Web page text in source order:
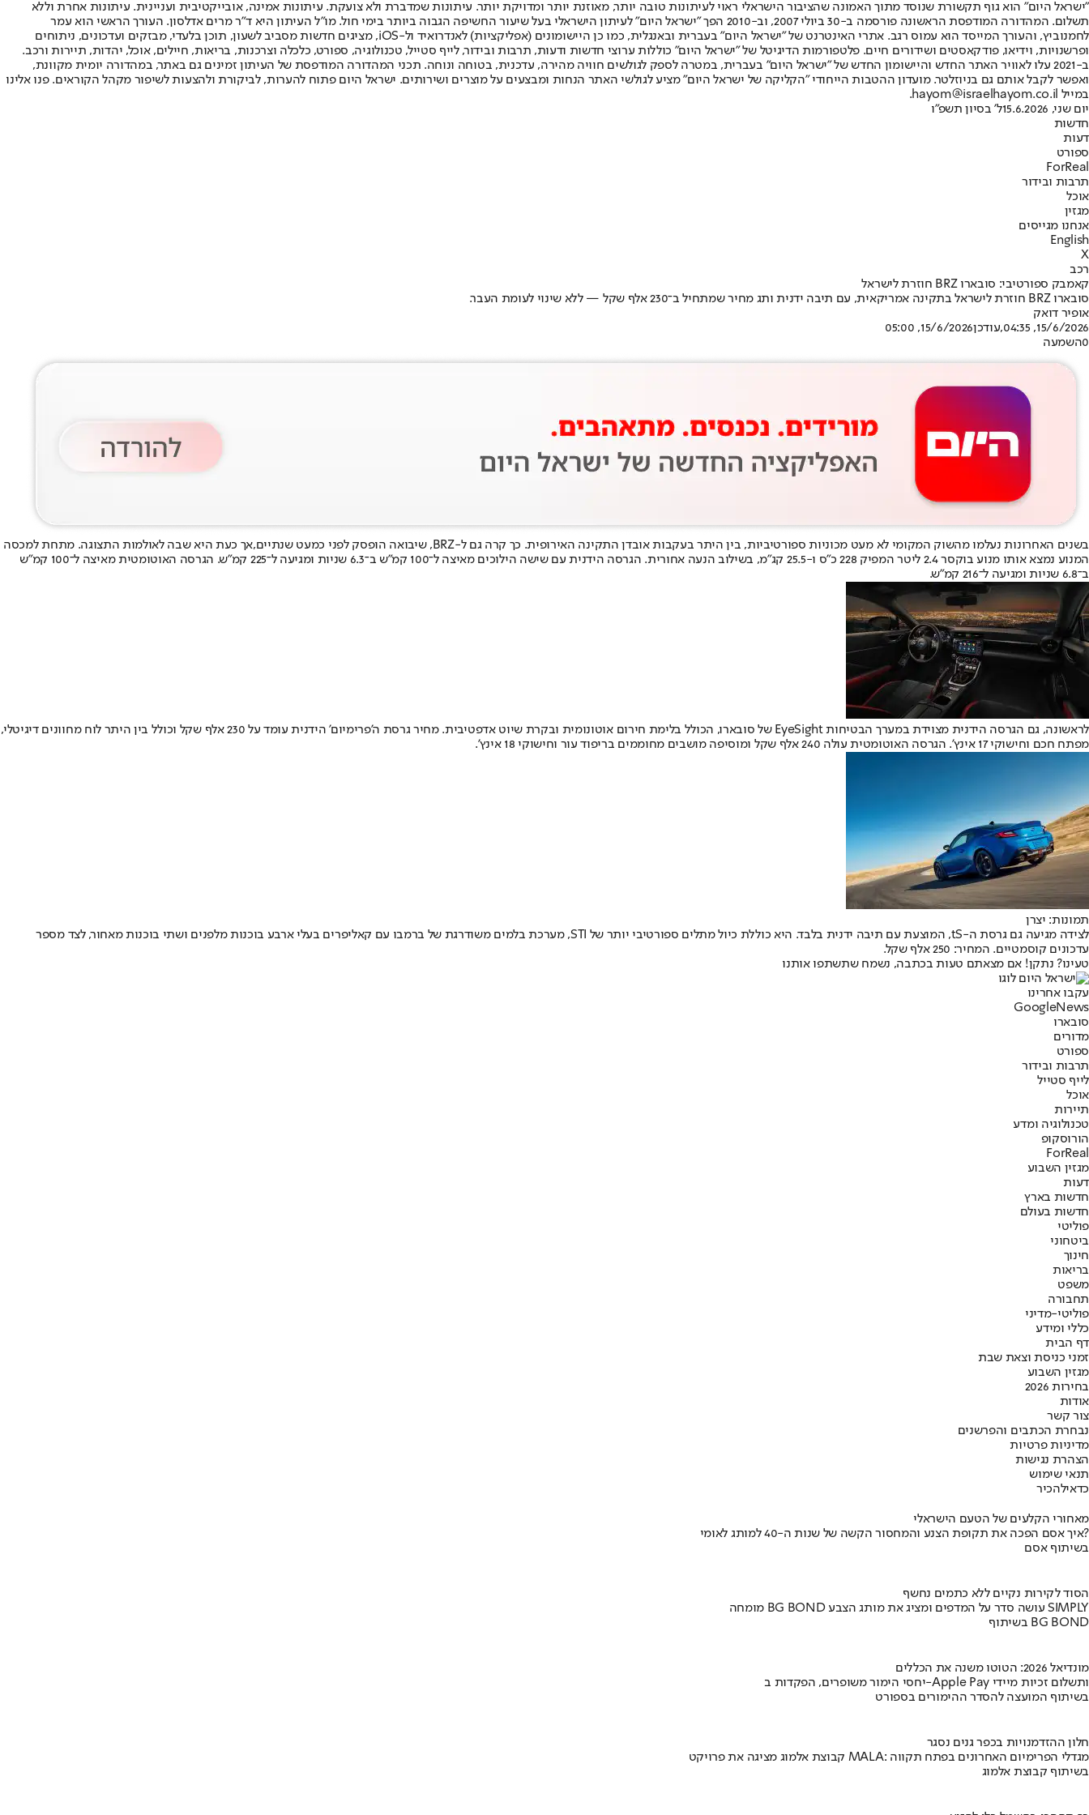
"ישראל היום" הוא גוף תקשורת שנוסד מתוך האמונה שהציבור הישראלי ראוי לעיתונות טובה יותר, מאוזנת יותר ומדויקת יותר. עיתונות שמדברת ולא צועקת. עיתונות אמינה, אובייקטיבית ועניינית. עיתונות אחרת וללא
תשלום. המהדורה המודפסת הראשונה פורסמה ב-30 ביולי 2007, וב-2010 הפך "ישראל היום" לעיתון הישראלי בעל שיעור החשיפה הגבוה ביותר בימי חול. מו"ל העיתון היא ד"ר מרים אדלסון. העורך הראשי הוא עמר
לחמנוביץ, והעורך המייסד הוא עמוס רגב. אתרי האינטרנט של "ישראל היום" בעברית ובאנגלית, כמו כן היישומונים (אפליקציות) לאנדרואיד ול-iOS, מציגים חדשות מסביב לשעון, תוכן בלעדי, מבזקים ועדכונים, ניתוחים
ופרשנויות, וידיאו, פודקאסטים ושידורים חיים. פלטפורמות הדיגיטל של "ישראל היום" כוללות ערוצי חדשות ודעות, תרבות ובידור, לייף סטייל, טכנולוגיה, ספורט, כלכלה וצרכנות, בריאות, חיילים, אוכל, יהדות, תיירות ורכב.
ב-2021 עלו לאוויר האתר החדש והיישומון החדש של "ישראל היום" בעברית, במטרה לספק לגולשים חוויה מהירה, עדכנית, בטוחה ונוחה. תכני המהדורה המודפסת של העיתון זמינים גם באתר, במהדורה יומית מקוונת,
ואפשר לקבל אותם גם בניוזלטר. מועדון ההטבות הייחודי "הקליקה של ישראל היום" מציע לגולשי האתר הנחות ומבצעים על מוצרים ושירותים. ישראל היום פתוח להערות, לביקורת ולהצעות לשיפור מקהל הקוראים. פנו אלינו
במייל hayom@israelhayom.co.il.
יום שני, 15.6.2026
ל' בסיון תשפ"ו
חדשות
דעות
ספורט
ForReal
תרבות ובידור
אוכל
מגזין
אנחנו מגייסים
English
X
רכב
קאמבק ספורטיבי: סובארו BRZ חוזרת לישראל
סובארו BRZ חוזרת לישראל בתקינה אמריקאית, עם תיבה ידנית ותג מחיר שמתחיל ב־230 אלף שקל — ללא שינוי לעומת העבר.
אופיר דואק
15/6/2026, 04:35
,עודכן15/6/2026, 05:00
0השמעה
בשנים האחרונות נעלמו מהשוק המקומי לא מעט מכוניות ספורטיביות, בין היתר בעקבות אובדן התקינה האירופית. כך קרה גם ל-BRZ, שיבואה הופסק לפני כמעט שנתיים, אך כעת היא שבה לאולמות התצוגה. מתחת למכסה
המנוע נמצא אותו מנוע בוקסר 2.4 ליטר המפיק 228 כ”ס ו-25.5 קג”מ, בשילוב הנעה אחורית. הגרסה הידנית עם שישה הילוכים מאיצה ל־100 קמ”ש ב־6.3 שניות ומגיעה ל־225 קמ”ש. הגרסה האוטומטית מאיצה ל־100 קמ”ש
ב־6.8 שניות ומגיעה ל־216 קמ”ש.
לראשונה, גם הגרסה הידנית מצוידת במערך הבטיחות EyeSight של סובארו, הכולל בלימת חירום אוטונומית ובקרת שיוט אדפטיבית. מחיר גרסת ה’פרימיום’ הידנית עומד על 230 אלף שקל וכולל בין היתר לוח מחוונים דיגיטלי,
מפתח חכם וחישוקי 17 אינץ’. הגרסה האוטומטית עולה 240 אלף שקל ומוסיפה מושבים מחוממים בריפוד עור וחישוקי 18 אינץ’.
תמונות: יצרן
לצידה מגיעה גם גרסת ה-tS, המוצעת עם תיבה ידנית בלבד. היא כוללת כיול מתלים ספורטיבי יותר של STI, מערכת בלמים משודרגת של ברמבו עם קאליפרים בעלי ארבע בוכנות מלפנים ושתי בוכנות מאחור, לצד מספר
עדכונים קוסמטיים. המחיר: 250 אלף שקל.
טעינו? נתקן! אם מצאתם טעות בכתבה, נשמח שתשתפו אותנו
עקבו אחרינו
Googl eNews
סובארו
מדורים
ספורט
תרבות ובידור
לייף סטייל
אוכל
תיירות
טכנולוגיה ומדע
הורוסקופ
ForReal
מגזין השבוע
דעות
חדשות בארץ
חדשות בעולם
פוליטי
ביטחוני
חינוך
בריאות
משפט
תחבורה
פוליטי-מדיני
כללי ומידע
דף הבית
זמני כניסת וצאת שבת
מגזין השבוע
בחירות 2026
אודות
צור קשר
נבחרת הכתבים והפרשנים
מדיניות פרטיות
הצהרת נגישות
תנאי שימוש
כדאילהכיר
מאחורי הקלעים של הטעם הישראלי
איך אסם הפכה את תקופת הצנע והמחסור הקשה של שנות ה-40 למותג לאומי?
בשיתוף אסם
הסוד לקירות נקיים ללא כתמים נחשף
מומחה BG BOND עושה סדר על המדפים ומציג את מותג הצבע SIMPLY
בשיתוף BG BOND
מונדיאל 2026: הטוטו משנה את הכללים
יחסי הימור משופרים, הפקדות ב-Apple Pay ותשלום זכיות מיידי
בשיתוף המועצה להסדר ההימורים בספורט
חלון ההזדמנויות בכפר גנים נסגר
קבוצת אלמוג מציגה את פרויקט MALA: מגדלי הפרימיום האחרונים בפתח תקווה
בשיתוף קבוצת אלמוג